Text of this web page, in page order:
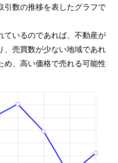
引数の推移を表したグラフで
ているのであれば、不動産が
、売買数が少ない地域であれ
め、高い価格で売れる可能性